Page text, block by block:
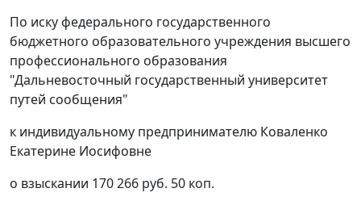
По иску федерального государственного
бюджетного образовательного учреждения высшего
профессионального образования
"Дальневосточный государственный университет
путей сообщения"
к индивидуальному предпринимателю Коваленко
Екатерине Иосифовне
о взыскании 170 266 руб. 50 коп.